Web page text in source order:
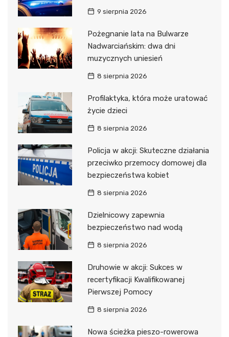
9 sierpnia 2026
Pożegnanie lata na Bulwarze
Nadwarciańskim: dwa dni
muzycznych uniesień
8 sierpnia 2026
Profilaktyka, która może uratować
życie dzieci
8 sierpnia 2026
Policja w akcji: Skuteczne działania
przeciwko przemocy domowej dla
bezpieczeństwa kobiet
8 sierpnia 2026
Dzielnicowy zapewnia
bezpieczeństwo nad wodą
8 sierpnia 2026
Druhowie w akcji: Sukces w
recertyfikacji Kwalifikowanej
Pierwszej Pomocy
8 sierpnia 2026
Nowa ścieżka pieszo-rowerowa